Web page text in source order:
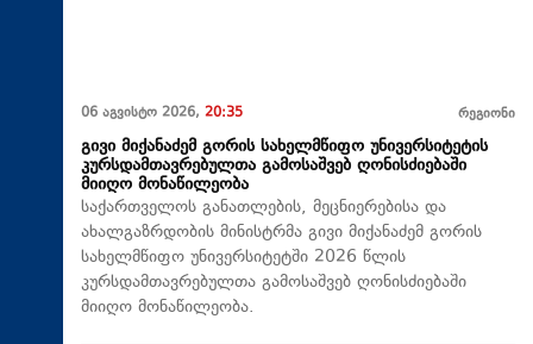
06 აგვისტო 2026, 20:35 რეგიონი
გივი მიქანაძემ გორის სახელმწიფო უნივერსიტეტის
კურსდამთავრებულთა გამოსაშვებ ღონისძიებაში
მიიღო მონაწილეობა
საქართველოს განათლების, მეცნიერებისა და
ახალგაზრდობის მინისტრმა გივი მიქანაძემ გორის
სახელმწიფო უნივერსიტეტში 2026 წლის
კურსდამთავრებულთა გამოსაშვებ ღონისძიებაში
მიიღო მონაწილეობა.